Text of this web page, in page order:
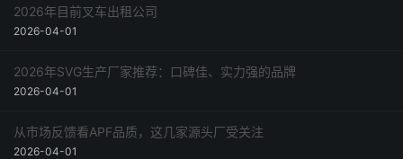
2026年目前叉车出租公司
2026-04-01
2026年SVG生产厂家推荐：口碑佳、实力强的品牌
2026-04-01
从市场反馈看APF品质，这几家源头厂受关注
2026-04-01